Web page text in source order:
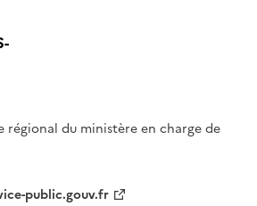
régional du ministère en charge de
public.gouv.fr